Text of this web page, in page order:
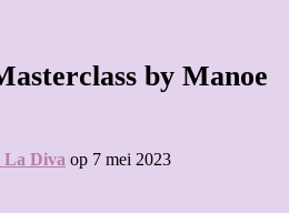
by Manoe
La Diva op 7 mei 2023